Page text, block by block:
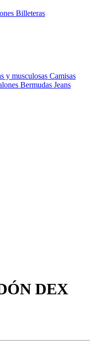
Billeteras
y musculosas Camisas
Bermudas Jeans
DEX